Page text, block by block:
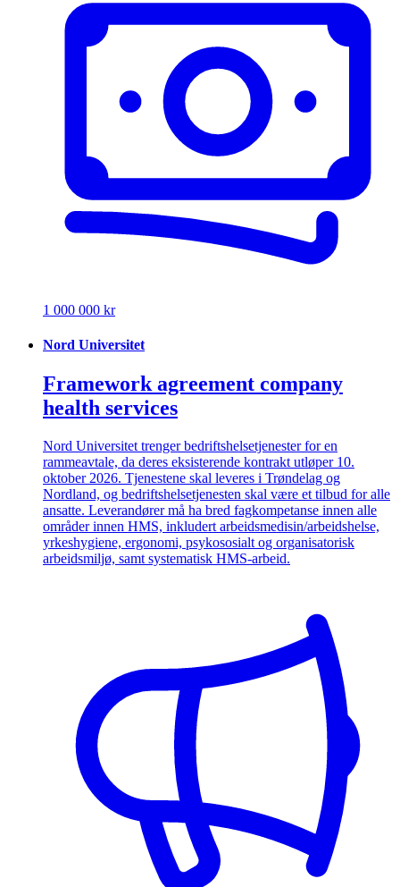
1 000 000 kr
Nord Universitet
Framework agreement company
health services
Nord Universitet trenger bedriftshelsetjenester for en
rammeavtale, da deres eksisterende kontrakt utløper 10.
oktober 2026. Tjenestene skal leveres i Trøndelag og
Nordland, og bedriftshelsetjenesten skal være et tilbud for alle
ansatte. Leverandører må ha bred fagkompetanse innen alle
områder innen HMS, inkludert arbeidsmedisin/arbeidshelse,
yrkeshygiene, ergonomi, psykososialt og organisatorisk
arbeidsmiljø, samt systematisk HMS-arbeid.